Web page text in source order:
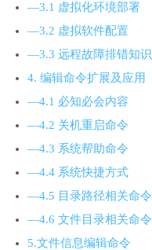
—3.1 虚拟化环境部署
—3.2 虚拟软件配置
—3.3 远程故障排错知识
4. 编辑命令扩展及应用
—4.1 必知必会内容
—4.2 关机重启命令
—4.3 系统帮助命令
—4.4 系统快捷方式
—4.5 目录路径相关命令
—4.6 文件目录相关命令
5.文件信息编辑命令